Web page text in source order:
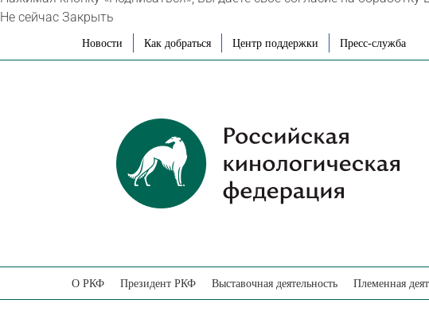
Не сейчас Закрыть
Новости Как добраться Центр поддержки Пресс-служба
О РКФ Президент РКФ Выставочная деятельность Племенная